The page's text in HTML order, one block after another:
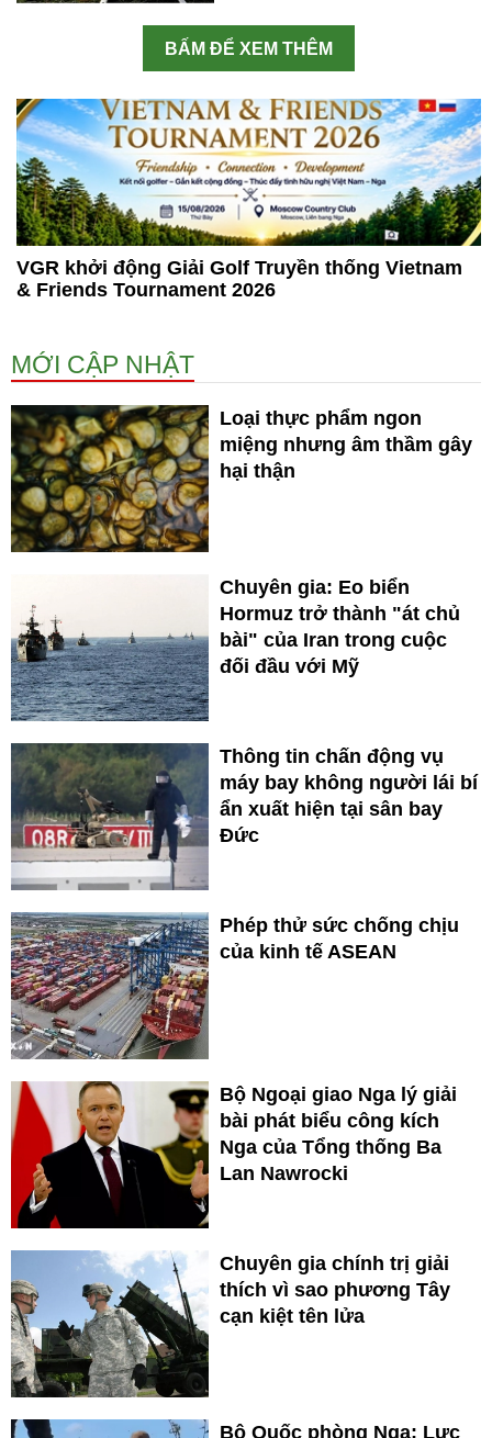
BẤM ĐỂ XEM THÊM
VGR khởi động Giải Golf Truyền thống Vietnam
& Friends Tournament 2026
MỚI CẬP NHẬT
Loại thực phẩm ngon
miệng nhưng âm thầm gây
hại thận
Chuyên gia: Eo biển
Hormuz trở thành "át chủ
bài" của Iran trong cuộc
đối đầu với Mỹ
Thông tin chấn động vụ
máy bay không người lái bí
ẩn xuất hiện tại sân bay
Đức
Phép thử sức chống chịu
của kinh tế ASEAN
Bộ Ngoại giao Nga lý giải
bài phát biểu công kích
Nga của Tổng thống Ba
Lan Nawrocki
Chuyên gia chính trị giải
thích vì sao phương Tây
cạn kiệt tên lửa
Bộ Quốc phòng Nga: Lực